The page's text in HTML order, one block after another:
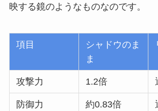
映する鏡のようなものなのです。
項目
シャドウのま
ま
攻撃力 1.2倍
防御力 約0.83倍